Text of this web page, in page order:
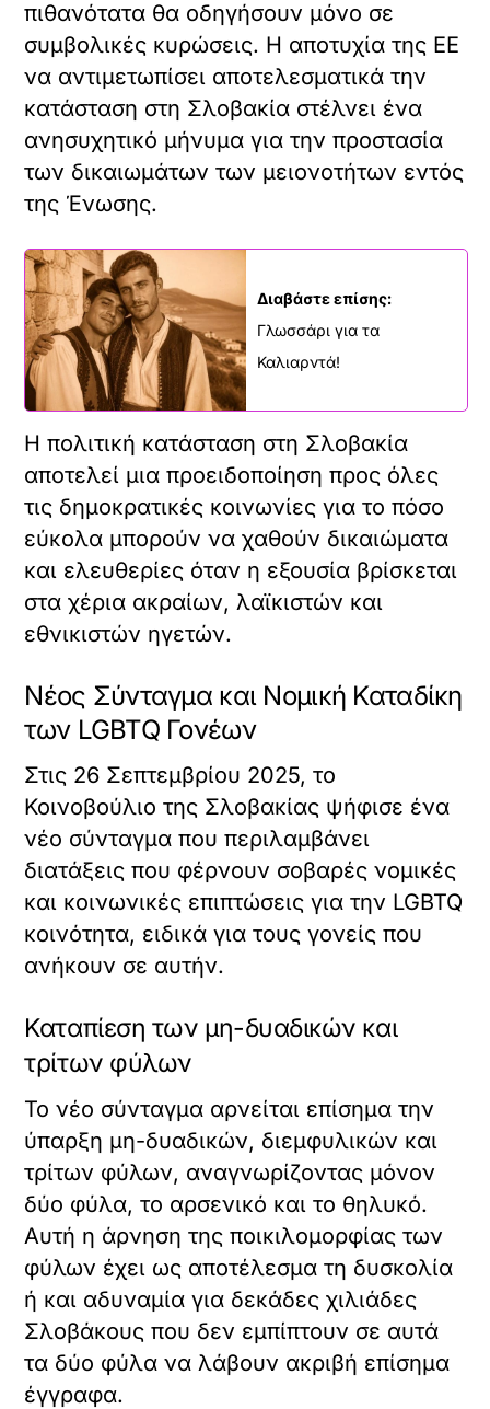
πιθανότατα θα οδηγήσουν μόνο σε
συμβολικές κυρώσεις. Η αποτυχία της ΕΕ
να αντιμετωπίσει αποτελεσματικά την
κατάσταση στη Σλοβακία στέλνει ένα
ανησυχητικό μήνυμα για την προστασία
των δικαιωμάτων των μειονοτήτων εντός
της Ένωσης.
Διαβάστε επίσης:
Γλωσσάρι για τα
Καλιαρντά!
Η πολιτική κατάσταση στη Σλοβακία
αποτελεί μια προειδοποίηση προς όλες
τις δημοκρατικές κοινωνίες για το πόσο
εύκολα μπορούν να χαθούν δικαιώματα
και ελευθερίες όταν η εξουσία βρίσκεται
στα χέρια ακραίων, λαϊκιστών και
εθνικιστών ηγετών.
Νέος Σύνταγμα και Νομική Καταδίκη
των LGBTQ Γονέων
Στις 26 Σεπτεμβρίου 2025, το
Κοινοβούλιο της Σλοβακίας ψήφισε ένα
νέο σύνταγμα που περιλαμβάνει
διατάξεις που φέρνουν σοβαρές νομικές
και κοινωνικές επιπτώσεις για την LGBTQ
κοινότητα, ειδικά για τους γονείς που
ανήκουν σε αυτήν.
Καταπίεση των μη-δυαδικών και
τρίτων φύλων
Το νέο σύνταγμα αρνείται επίσημα την
ύπαρξη μη-δυαδικών, διεμφυλικών και
τρίτων φύλων, αναγνωρίζοντας μόνον
δύο φύλα, το αρσενικό και το θηλυκό.
Αυτή η άρνηση της ποικιλομορφίας των
φύλων έχει ως αποτέλεσμα τη δυσκολία
ή και αδυναμία για δεκάδες χιλιάδες
Σλοβάκους που δεν εμπίπτουν σε αυτά
τα δύο φύλα να λάβουν ακριβή επίσημα
έγγραφα.